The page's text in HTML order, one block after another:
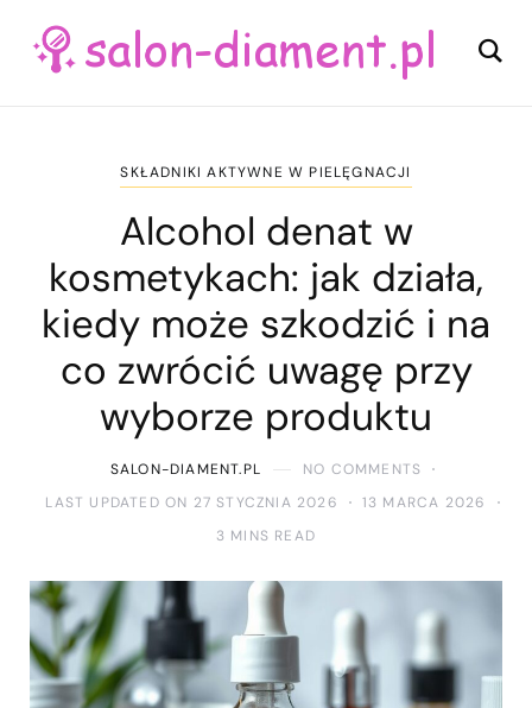
SKŁADNIKI AKTYWNE W PIELĘGNACJI
Alcohol denat w
kosmetykach: jak działa,
kiedy może szkodzić i na
co zwrócić uwagę przy
wyborze produktu
SALON-DIAMENT.PL
NO COMMENTS
LAST UPDATED ON 27 STYCZNIA 2026
13 MARCA 2026
3 MINS READ